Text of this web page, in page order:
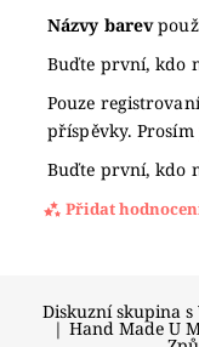
Názvy barev
Buďte první, kdo
Pouze
příspěvky. Prosím
Buďte první, kdo
Přidat
Diskuzní skupina
| Hand Made U